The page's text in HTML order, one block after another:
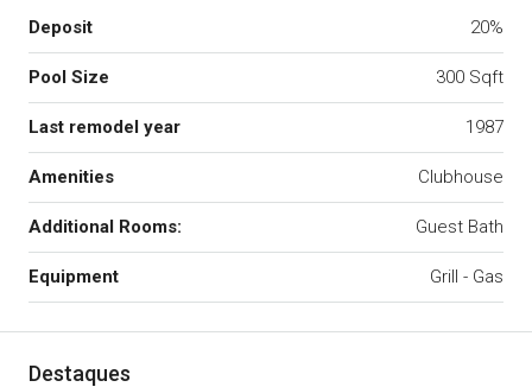
Deposit 20%
Pool Size 300 Sqft
Last remodel year 1987
Amenities Clubhouse
Additional Rooms: Guest Bath
Equipment Grill - Gas
Destaques